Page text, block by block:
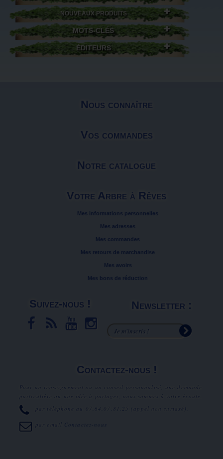
NOUVEAUX PRODUITS
MOTS-CLÉS
ÉDITEURS
Nous connaître
Vos commandes
Notre catalogue
Votre Arbre à Rêves
Mes informations personnelles
Mes adresses
Mes commandes
Mes retours de marchandise
Mes avoirs
Mes bons de réduction
Suivez-nous ! Newsletter :
Contactez-nous !
Pour un renseignement ou un conseil personnalisé, une demande
particulière ou une idée à partager, nous sommes à votre écoute.
par téléphone au
07.64.07.81.25 (appel non surtaxé).
par email Contactez-nous